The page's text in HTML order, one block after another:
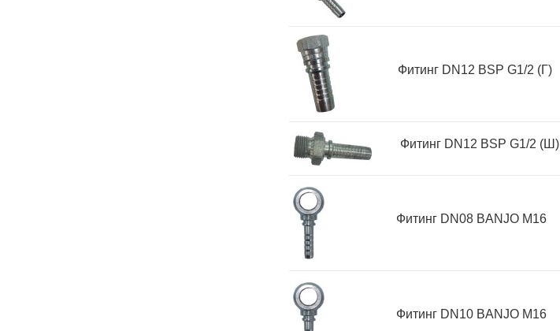
Фитинг DN12 BSP G1/2 (Г)
Фитинг DN12 BSP G1/2 (Ш)
Фитинг DN08 BANJO M16
Фитинг DN10 BANJO М16